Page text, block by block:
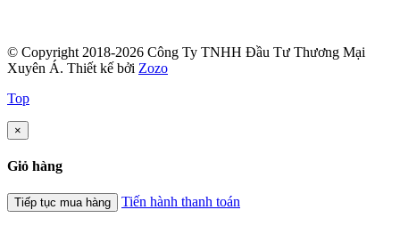
© Copyright 2018-2026 Công Ty TNHH Đầu Tư Thương Mại
Xuyên Á. Thiết kế bởi Zozo
Top
×
Giỏ hàng
Tiếp tục mua hàng Tiến hành thanh toán